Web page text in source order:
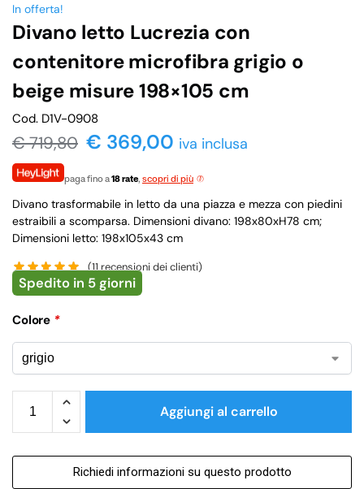
In offerta!
Divano letto Lucrezia con
contenitore microfibra grigio o
beige misure 198×105 cm
Cod. D1V-0908
€719,80 € 369,00 iva inclusa
paga fino a18 rate, scopri di più
Divano trasformabile in letto da una piazza e mezza con piedini
estraibili a scomparsa. Dimensioni divano: 198x80xH78 cm;
Dimensioni letto: 198x105x43 cm
(11recensioni dei clienti)
Spedito in 5 giorni
Colore *
Aggiungi al carrello
Richiedi informazioni su questo prodotto